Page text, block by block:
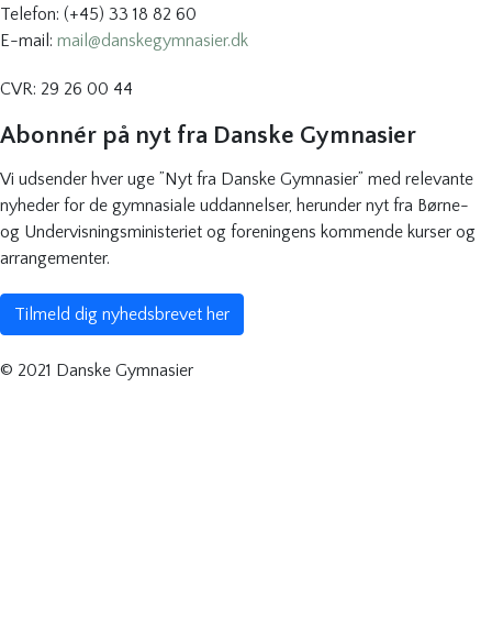
Telefon: (+45) 33 18 82 60
E-mail: mail@danskegymnasier.dk
CVR: 29 26 00 44
Abonnér på nyt fra Danske Gymnasier
Vi udsender hver uge ”Nyt fra Danske Gymnasier” med relevante
nyheder for de gymnasiale uddannelser, herunder nyt fra Børne-
og Undervisningsministeriet og foreningens kommende kurser og
arrangementer.
Tilmeld dig nyhedsbrevet her
© 2021 Danske Gymnasier